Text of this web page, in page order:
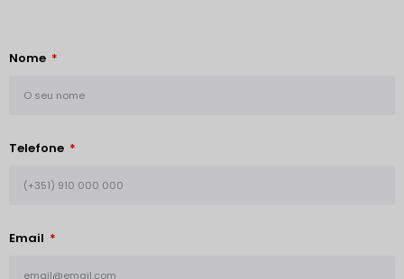
Nome
Telefone
Email